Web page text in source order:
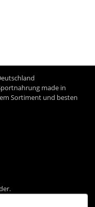
made in
Sortiment und besten